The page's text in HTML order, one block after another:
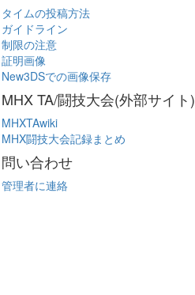
タイムの投稿方法
ガイドライン
制限の注意
証明画像
New3DSでの画像保存
MHX TA/闘技大会(外部サイト)
MHXTAwiki
MHX闘技大会記録まとめ
問い合わせ
管理者に連絡